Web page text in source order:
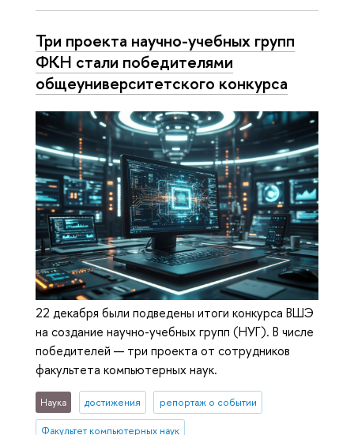
Три проекта научно-учебных групп
ФКН стали победителями
общеуниверситетского конкурса
22 декабря были подведены итоги конкурса ВШЭ
на создание научно-учебных групп (НУГ). В числе
победителей — три проекта от сотрудников
факультета компьютерных наук.
Наука достижения репортаж о событии
Факультет компьютерных наук